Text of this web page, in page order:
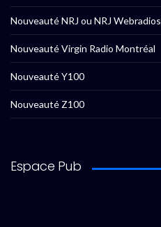
Nouveauté NRJ ou NRJ Webradios
Nouveauté Virgin Radio Montréal
Nouveauté Y100
Nouveauté Z100
Espace Pub